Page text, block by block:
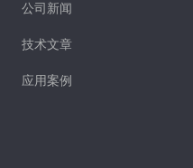
公司新闻
技术文章
应用案例